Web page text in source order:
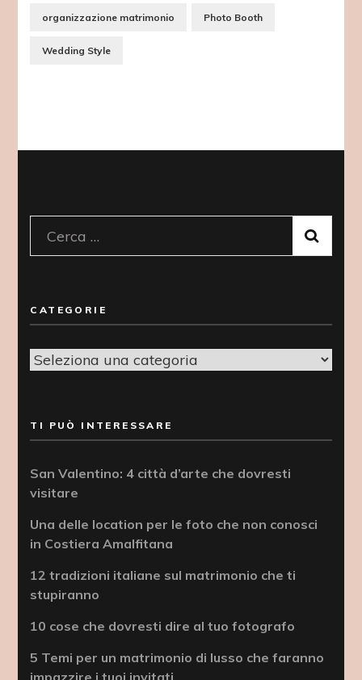
organizzazione matrimonio Photo Booth
Wedding Style
Ricerca
per:
CATEGORIE
Categorie
TI PUÒ INTERESSARE
San Valentino: 4 città d’arte che dovresti
visitare
Una delle location per le foto che non conosci
in Costiera Amalfitana
12 tradizioni italiane sul matrimonio che ti
stupiranno
10 cose che dovresti dire al tuo fotografo
5 Temi per un matrimonio di lusso che faranno
impazzire i tuoi invitati